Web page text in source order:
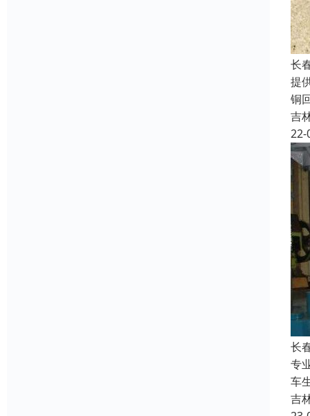
长
提
铜
吉
22-
长
专
车
吉